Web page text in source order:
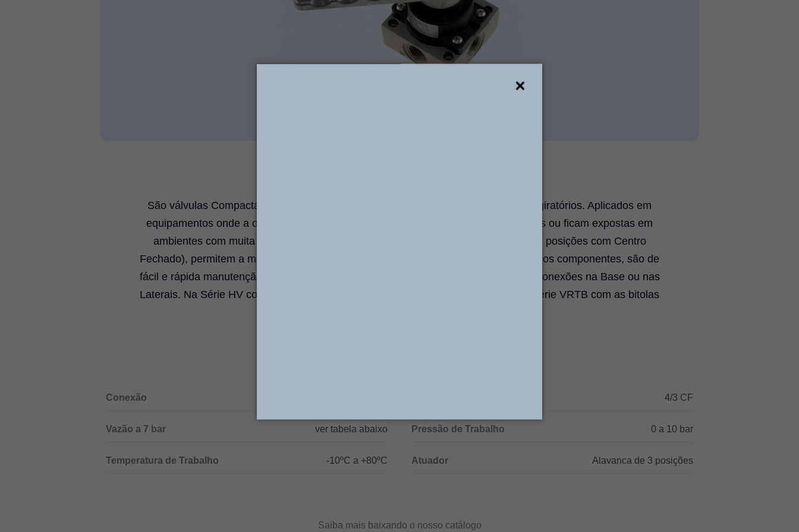
São válvulas Compactas, Robustas e Duráveis, com acionamentos manuais semi giratórios. Aplicados em
equipamentos onde a operação tem muita repetição, requer o uso de luvas pesadas ou ficam expostas em
ambientes com muita sujidade. Construídas na configuração de 4/3 CF (4 vias e 3 posições com Centro
Fechado), permitem a movimentação de cilindros com paradas desejadas; com poucos componentes, são de
fácil e rápida manutenção. Disponíveis em duas séries, podem ser interligadas por Conexões na Base ou nas
Laterais. Na Série HV com as opções nas bitolas de 1/8”, 1/4″, 1/2″ e 1” BSP, e na Série VRTB com as bitolas
Conexão 4/3 CF
Vazão a 7 bar ver tabela abaixo Pressão de Trabalho 0 a 10 bar
Temperatura de Trabalho -10ºC a +80ºC Atuador Alavanca de 3 posições
Saiba mais baixando o nosso catálogo